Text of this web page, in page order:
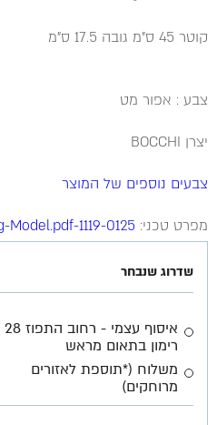
קוטר 45 ס"מ גובה 17.5 ס"מ
צבע : אפור מט
יצרן BOCCHI
צבעים נוספים של המוצר
מפרט טכני: 1119-0125-Katalog-Model.pdf
שדרוג שנבחר
רימון בתאום מראש
משלוח (*תוספת לאזורים
מרוחקים)